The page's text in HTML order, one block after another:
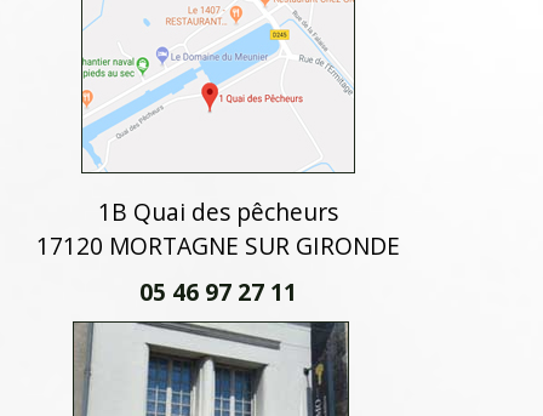
1B Quai des pêcheurs
17120 MORTAGNE SUR GIRONDE
05 46 97 27 11